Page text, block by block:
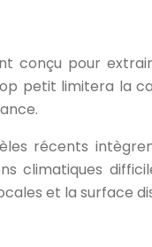
conçu pour
petit limitera la
récents
climatiques
et la surface